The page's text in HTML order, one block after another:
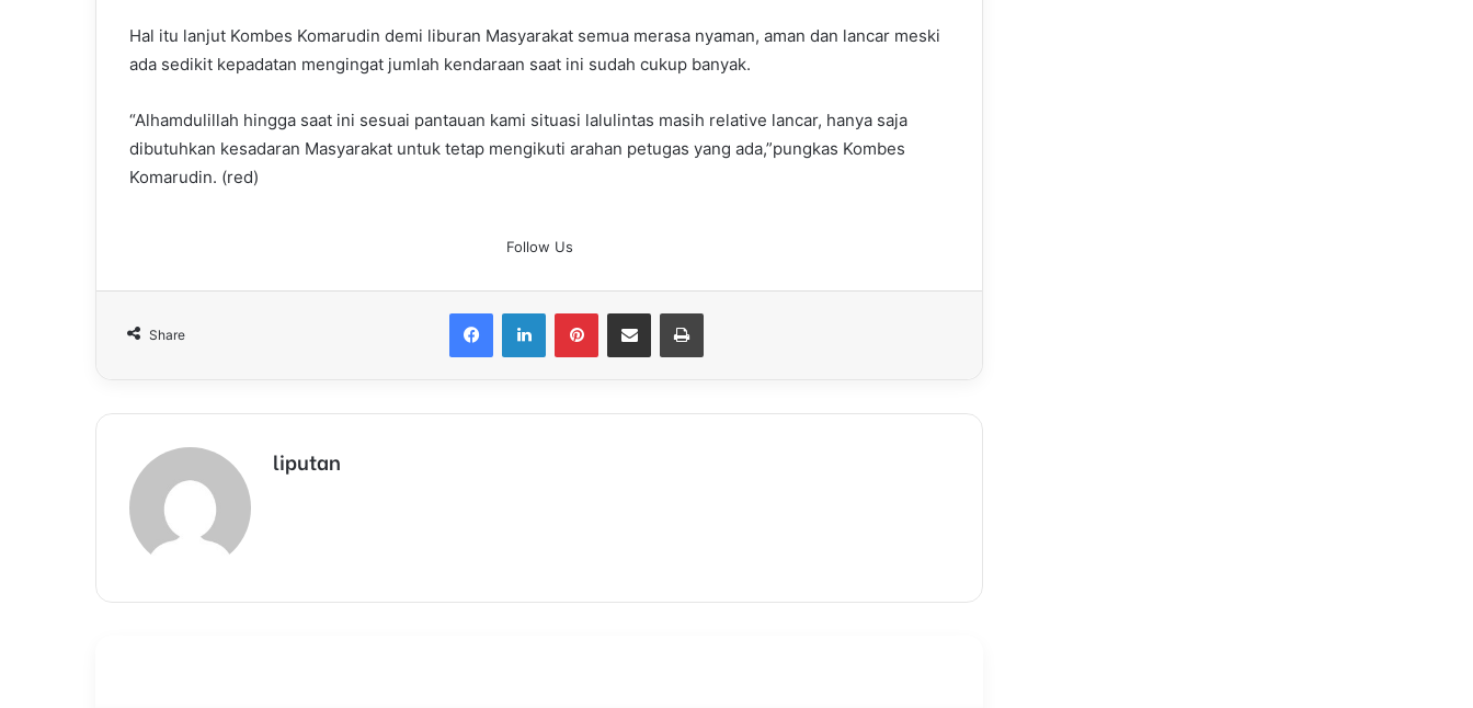
Hal itu lanjut Kombes Komarudin demi liburan Masyarakat semua merasa nyaman, aman dan lancar meski
ada sedikit kepadatan mengingat jumlah kendaraan saat ini sudah cukup banyak.
“Alhamdulillah hingga saat ini sesuai pantauan kami situasi lalulintas masih relative lancar, hanya saja
dibutuhkan kesadaran Masyarakat untuk tetap mengikuti arahan petugas yang ada,”pungkas Kombes
Komarudin. (red)
Follow Us
Share
liputan